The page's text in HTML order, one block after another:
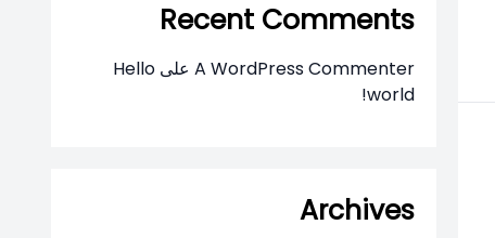
Recent Comments
A WordPress Commenter على Hello
world!
Archives